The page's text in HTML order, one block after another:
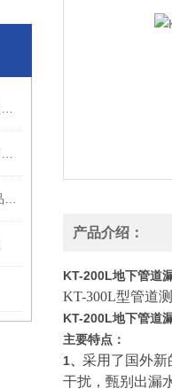
产品介绍：
KT-200L地下管道
KT-300L型管道
KT-200L地下管道
主要特点：
1、 采用了国外新
干扰，甄别出漏